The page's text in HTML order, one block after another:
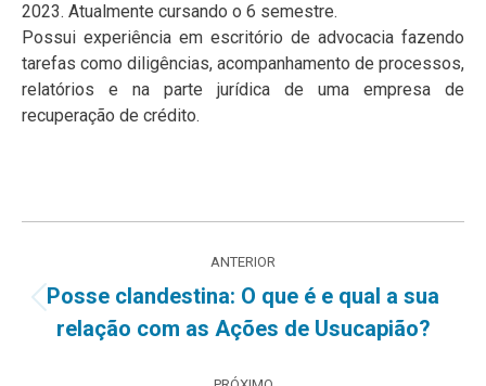
2023. Atualmente cursando o 6 semestre.
Possui experiência em escritório de advocacia fazendo
tarefas como diligências, acompanhamento de processos,
relatórios e na parte jurídica de uma empresa de
recuperação de crédito.
de
post:
ANTERIOR
Post
anterior:
Posse clandestina: O que é e qual a sua
relação com as Ações de Usucapião?